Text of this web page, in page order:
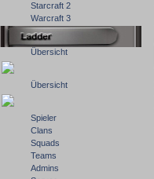
Starcraft 2
Warcraft 3
Übersicht
Übersicht
Spieler
Clans
Squads
Teams
Admins